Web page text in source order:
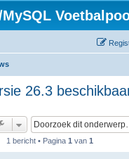
26.3
1 bericht • Pagina 1 van 1